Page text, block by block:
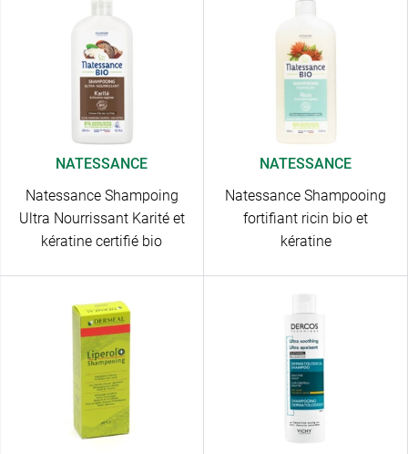
NATESSANCE
Natessance Shampoing
Ultra Nourrissant Karité et
kératine certifié bio
NATESSANCE
Natessance Shampooing
fortifiant ricin bio et
kératine